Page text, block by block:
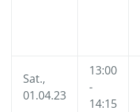
Sat.,
01.04.23
13:00
-
14:15